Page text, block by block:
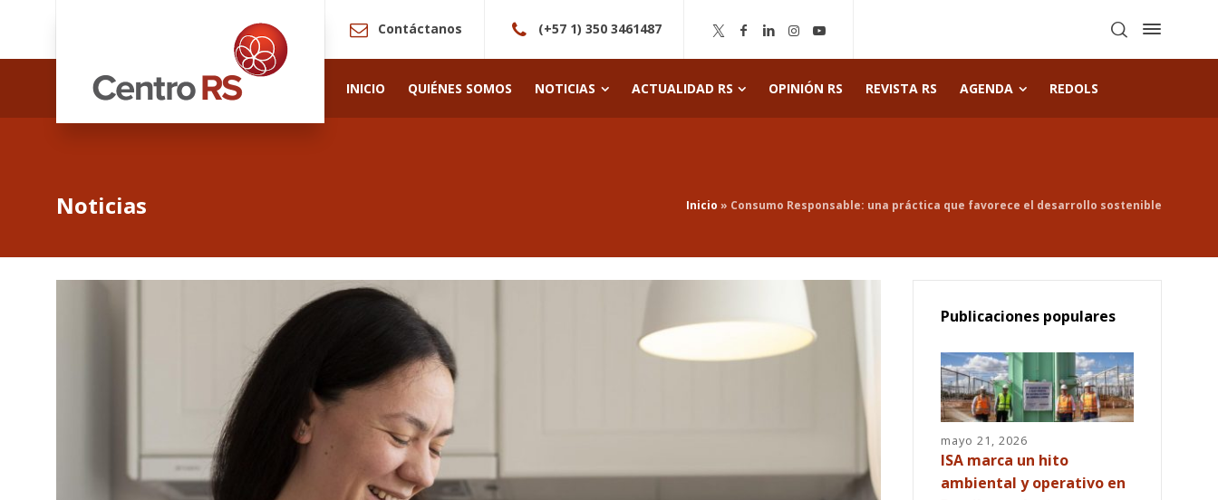
Contáctanos (+57 1) 350 3461487
INICIO QUIÉNES SOMOS NOTICIAS ACTUALIDAD RS OPINIÓN RS REVISTA RS AGENDA REDOLS
Noticias Inicio » Consumo Responsable: una práctica que favorece el desarrollo sostenible
Publicaciones populares
mayo 21, 2026
ISA marca un hito
ambiental y operativo en